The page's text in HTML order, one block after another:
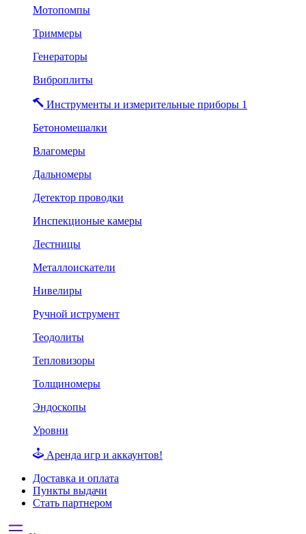
Мотопомпы
Триммеры
Генераторы
Виброплиты
Инструменты и измерительные приборы 1
Бетономешалки
Влагомеры
Дальномеры
Детектор проводки
Инспекционые камеры
Лестницы
Металлоискатели
Нивелиры
Ручной иструмент
Теодолиты
Тепловизоры
Толщиномеры
Эндоскопы
Уровни
Аренда игр и аккаунтов!
Доставка и оплата
Пункты выдачи
Стать партнером